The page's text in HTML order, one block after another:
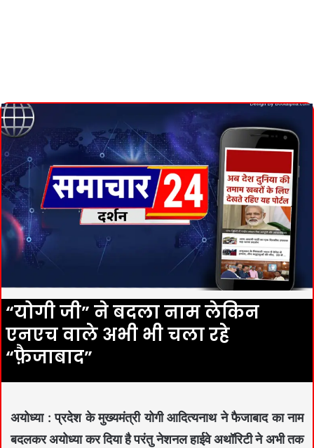
“योगी जी” ने बदला नाम लेकिन
एनएच वाले अभी भी चला रहे
“फ़ैजाबाद”
अयोध्या : प्रदेश के मुख्यमंत्री योगी आदित्यनाथ ने फैजाबाद का नाम
बदलकर अयोध्या कर दिया है परंतु नेशनल हाईवे अथॉरिटी ने अभी तक